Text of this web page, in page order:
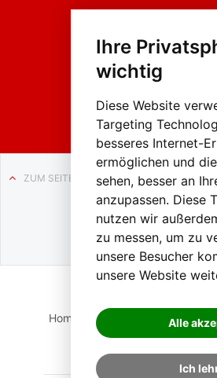
Ihre
wichtig
Diese Website
Targeting
besseres Internet-
ermöglichen und
sehen, besser an
anzupassen. Diese
nutzen wir
zu messen, um zu
unsere Besucher
unsere Website
Alle
Ich
ZUM SEITENANFANG
Auf
+43
Home Suche Login